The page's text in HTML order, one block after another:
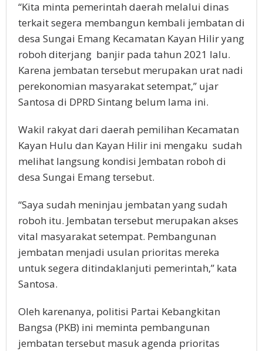
“Kita minta pemerintah daerah melalui dinas
terkait segera membangun kembali jembatan di
desa Sungai Emang Kecamatan Kayan Hilir yang
roboh diterjang banjir pada tahun 2021 lalu.
Karena jembatan tersebut merupakan urat nadi
perekonomian masyarakat setempat,” ujar
Santosa di DPRD Sintang belum lama ini.
Wakil rakyat dari daerah pemilihan Kecamatan
Kayan Hulu dan Kayan Hilir ini mengaku sudah
melihat langsung kondisi Jembatan roboh di
desa Sungai Emang tersebut.
“Saya sudah meninjau jembatan yang sudah
roboh itu. Jembatan tersebut merupakan akses
vital masyarakat setempat. Pembangunan
jembatan menjadi usulan prioritas mereka
untuk segera ditindaklanjuti pemerintah,” kata
Santosa.
Oleh karenanya, politisi Partai Kebangkitan
Bangsa (PKB) ini meminta pembangunan
jembatan tersebut masuk agenda prioritas